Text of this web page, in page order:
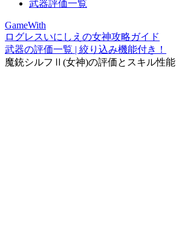
武器評価一覧
GameWith
ログレスいにしえの女神攻略ガイド
武器の評価一覧 | 絞り込み機能付き！
魔銃シルフⅡ(女神)の評価とスキル性能